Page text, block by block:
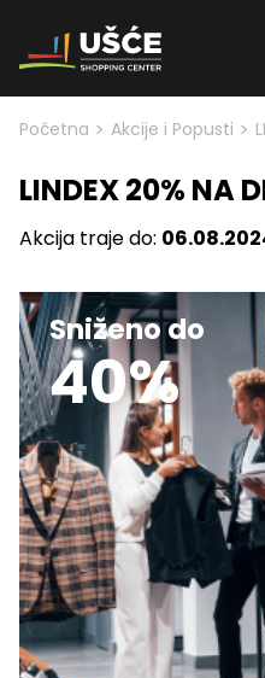
Skip to content
Početna > Akcije i Popusti >
LINDEX 20% NA
Akcija traje do:
Sniženo do
40%